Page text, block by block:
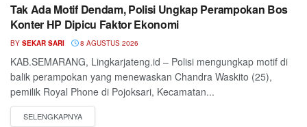
Tak Ada Motif Dendam, Polisi Ungkap Perampokan Bos
Konter HP Dipicu Faktor Ekonomi
BY SEKAR SARI 8 AGUSTUS 2026
KAB.SEMARANG, Lingkarjateng.id – Polisi mengungkap motif di
balik perampokan yang menewaskan Chandra Waskito (25),
pemilik Royal Phone di Pojoksari, Kecamatan...